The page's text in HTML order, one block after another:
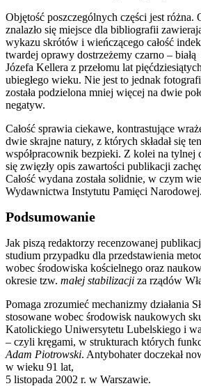
Objętość poszczególnych części jest różna.
znalazło się miejsce dla bibliografii
wykazu skrótów i wieńczącego całość
twardej oprawy dostrzeżemy czarno –
Józefa Kellera z przełomu lat
ubiegłego wieku. Nie jest to jednak
została podzielona mniej więcej na dwie
negatyw.
Całość sprawia ciekawe, kontrastujące
dwie skrajne natury, z których składał się
współpracownik bezpieki. Z kolei na tylnej
się zwięzły opis zawartości publikacji
Całość wydana została solidnie, w czym
Wydawnictwa Instytutu Pamięci Narodowej.
Podsumowanie
Jak piszą redaktorzy recenzowanej
studium przypadku dla przedstawienia
wobec środowiska kościelnego oraz
okresie tzw. małej stabilizacji za rządów
Pomaga zrozumieć mechanizmy działania
stosowane wobec środowisk naukowych
Katolickiego Uniwersytetu Lubelskiego i
– czyli kręgami, w strukturach których
Adam Piotrowski. Antybohater doczekał
w wieku 91 lat,
5 listopada 2002 r. w Warszawie.